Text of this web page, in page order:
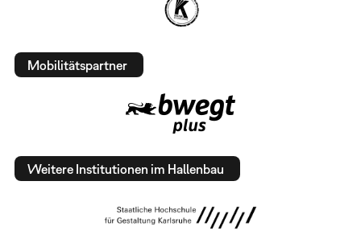
Mobilitätspartner
Weitere Institutionen im Hallenbau